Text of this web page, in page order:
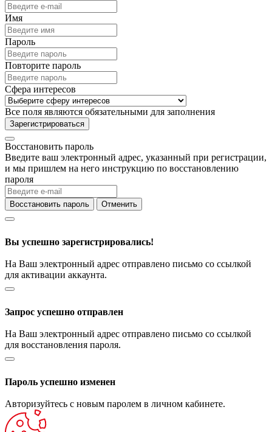
Имя
Пароль
Повторите пароль
Сфера интересов
Все поля являются обязательными для заполнения
Зарегистрироваться
Восстановить пароль
Введите ваш электронный адрес, указанный при регистрации,
и мы пришлем на него инструкцию по восстановлению
пароля
Восстановить пароль Отменить
Вы успешно зарегистрировались!
На Ваш электронный адрес отправлено письмо со ссылкой
для активации аккаунта.
Запрос успешно отправлен
На Ваш электронный адрес отправлено письмо со ссылкой
для восстановления пароля.
Пароль успешно изменен
Авторизуйтесь с новым паролем в личном кабинете.